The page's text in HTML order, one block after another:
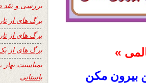
»
بیرون مکن
بررسی و نقد
برگ های از
برگ های از
برگ های از
بمناسبت بهار
باستانی